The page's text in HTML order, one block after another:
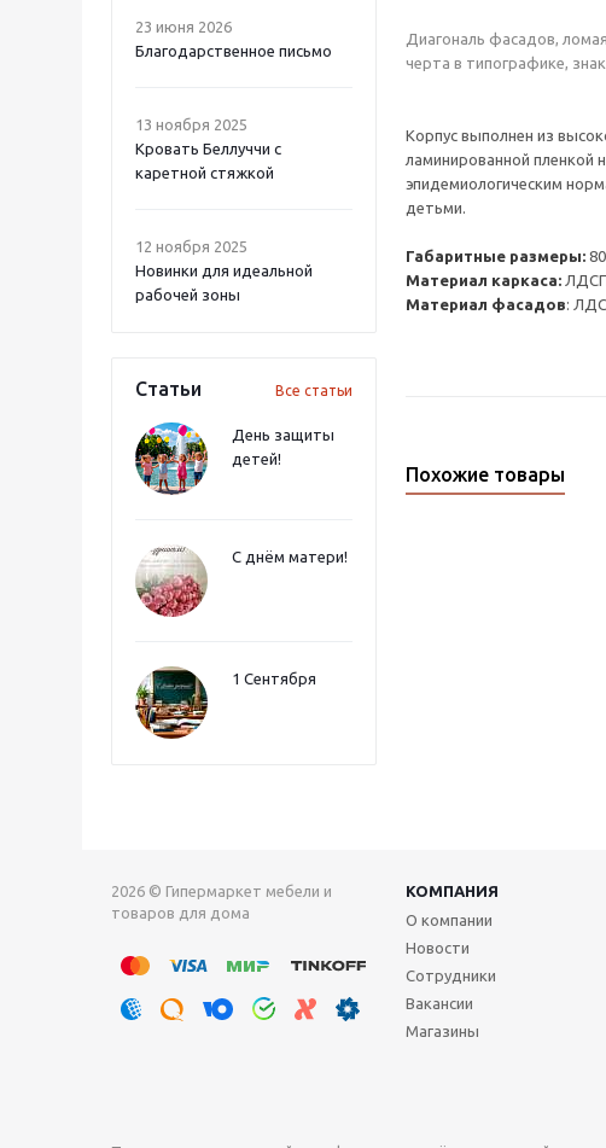
23 июня 2026
Благодарственное письмо
13 ноября 2025
Кровать Беллуччи с
каретной стяжкой
12 ноября 2025
Новинки для идеальной
рабочей зоны
Статьи Все статьи
День защиты
детей!
С днём матери!
1 Сентября
Диагональ фасадов,
черта в типографике,
Корпус выполнен из
ламинированной пленкой
эпидемиологическим
детьми.
Габаритные размеры:
Материал каркаса:
Материал фасадов:
Похожие товары
2026 © Гипермаркет мебели и
товаров для дома
КОМПАНИЯ
О компании
Новости
Сотрудники
Вакансии
Магазины